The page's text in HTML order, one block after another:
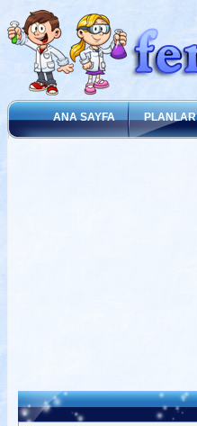
ANA SAYFA PLANLAR